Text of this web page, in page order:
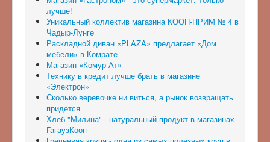
лучше!
Уникальный коллектив магазина КООП-ПРИМ № 4 в
Чадыр-Лунге
Раскладной диван «PLAZA» предлагает «Дом
мебели» в Комрате
Магазин «Комур Ат»
Технику в кредит лучше брать в магазине
«Электрон»
Сколько веревочке ни виться, а рынок возвращать
придется
Хлеб "Милина" - натуральный продукт в магазинах
ГагаузКооп